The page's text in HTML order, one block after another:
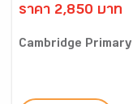
ราคา 2,850 บาท
Cambridge